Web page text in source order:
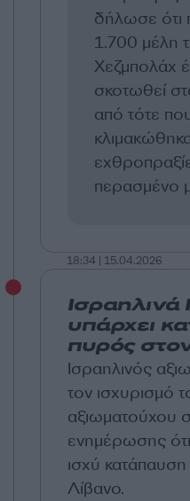
δήλωσε ότι
1.700 μέλη
Χεζμπολάχ
σκοτωθεί
από τότε
περασμένο
18:34 | 15.04.2026
υπάρχει
πυρός
Ισραηλινός
τον ισχυρισμό
αξιωματούχου
ενημέρωσης
ισχύ
Λίβανο.